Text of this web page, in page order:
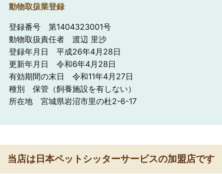
動物取扱業登録
登録番号 第1404323001号
動物取扱責任者 渡辺 里沙
登録年月日 平成26年4月28日
更新年月日 令和6年4月28日
有効期間の末日 令和11年4月27日
種別 保管（飼養施設を有しない）
所在地 宮城県岩沼市里の杜2-6-17
当店は日本ペットシッターサービスの加盟店です